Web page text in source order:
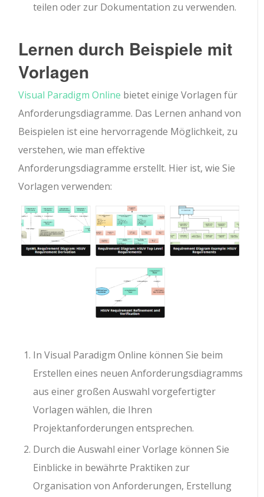
teilen oder zur Dokumentation zu verwenden.
Lernen durch Beispiele mit
Vorlagen
Visual Paradigm Online bietet einige Vorlagen für
Anforderungsdiagramme. Das Lernen anhand von
Beispielen ist eine hervorragende Möglichkeit, zu
verstehen, wie man effektive
Anforderungsdiagramme erstellt. Hier ist, wie Sie
Vorlagen verwenden:
In Visual Paradigm Online können Sie beim
Erstellen eines neuen Anforderungsdiagramms
aus einer großen Auswahl vorgefertigter
Vorlagen wählen, die Ihren
Projektanforderungen entsprechen.
Durch die Auswahl einer Vorlage können Sie
Einblicke in bewährte Praktiken zur
Organisation von Anforderungen, Erstellung